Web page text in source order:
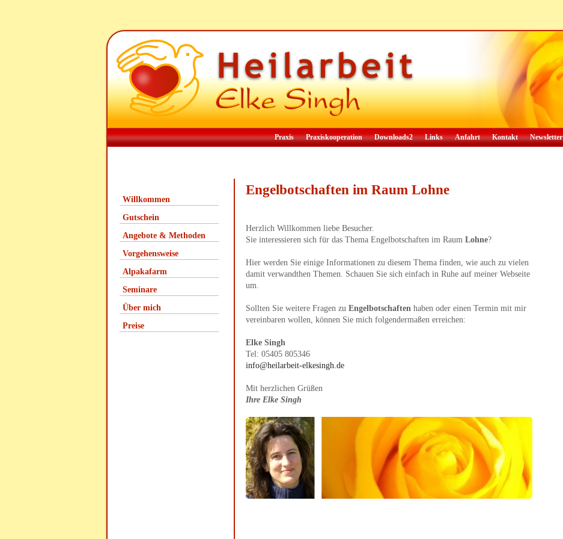
Praxis Praxiskooperation Downloads2 Links Anfahrt Kontakt Newsletter
Willkommen
Gutschein
Angebote & Methoden
Vorgehensweise
Alpakafarm
Seminare
Über mich
Preise
Engelbotschaften im Raum Lohne
Herzlich Willkommen liebe Besucher.
Sie interessieren sich für das Thema Engelbotschaften im Raum Lohne?
Hier werden Sie einige Informationen zu diesem Thema finden, wie auch zu vielen
damit verwandthen Themen. Schauen Sie sich einfach in Ruhe auf meiner Webseite
um.
Sollten Sie weitere Fragen zu Engelbotschaften haben oder einen Termin mit mir
vereinbaren wollen, können Sie mich folgendermaßen erreichen:
Elke Singh
Tel: 05405 805346
info@heilarbeit-elkesingh.de
Mit herzlichen Grüßen
Ihre Elke Singh